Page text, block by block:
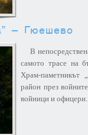
– Гюешево
В
самото трасе на
Храм-
район през
войници и